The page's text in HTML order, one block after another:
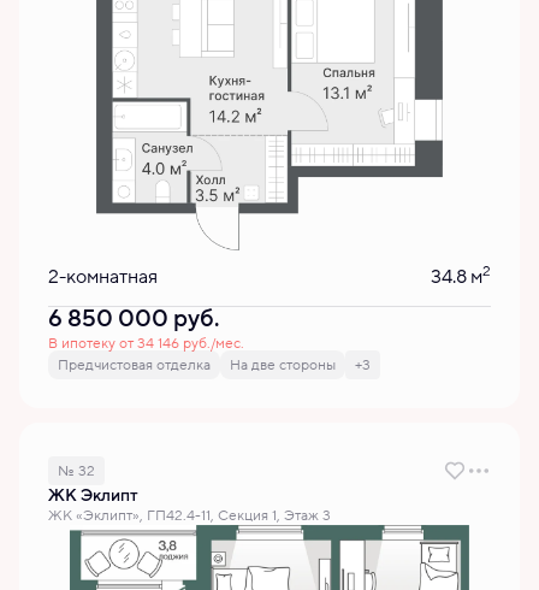
2-комнатная 34.8 м2
6 850 000 руб.
В ипотеку от 34 146 руб./мес.
Предчистовая отделка
На две стороны +3
№ 32
ЖК Эклипт
ЖК «Эклипт», ГП42.4-11, Секция 1, Этаж 3